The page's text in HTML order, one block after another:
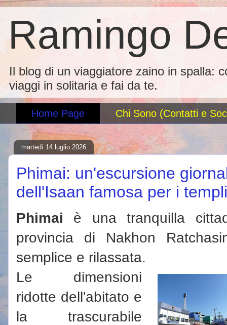
Ramingo
Il blog di un viaggiatore zaino in spalla:
viaggi in solitaria e fai da te.
Home Page Chi Sono (Contatti e
martedì 14 luglio 2026
Phimai: un'escursione
dell'Isaan famosa per i
Phimai è una tranquilla
provincia di Nakhon
semplice e rilassata.
Le dimensioni
ridotte dell'abitato e
la trascurabile